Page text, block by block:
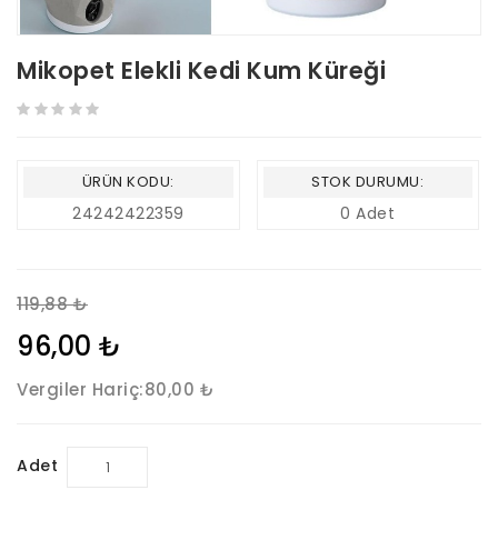
Mikopet Elekli Kedi Kum Küreği
ÜRÜN KODU:
24242422359
STOK DURUMU:
0 Adet
119,88 ₺
96,00 ₺
Vergiler Hariç:80,00 ₺
Adet